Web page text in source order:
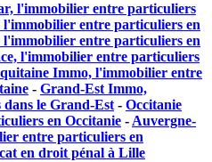
l'immobilier entre particuliers
entre particuliers en
entre particuliers en
l'immobilier entre particuliers
Immo, l'immobilier entre
- Grand-Est Immo,
le Grand-Est - Occitanie
en Occitanie - Auvergne-
entre particuliers en
en droit pénal à Lille